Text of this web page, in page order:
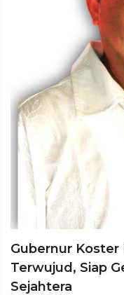
Gubernur Koster
Terwujud, Siap
Sejahtera